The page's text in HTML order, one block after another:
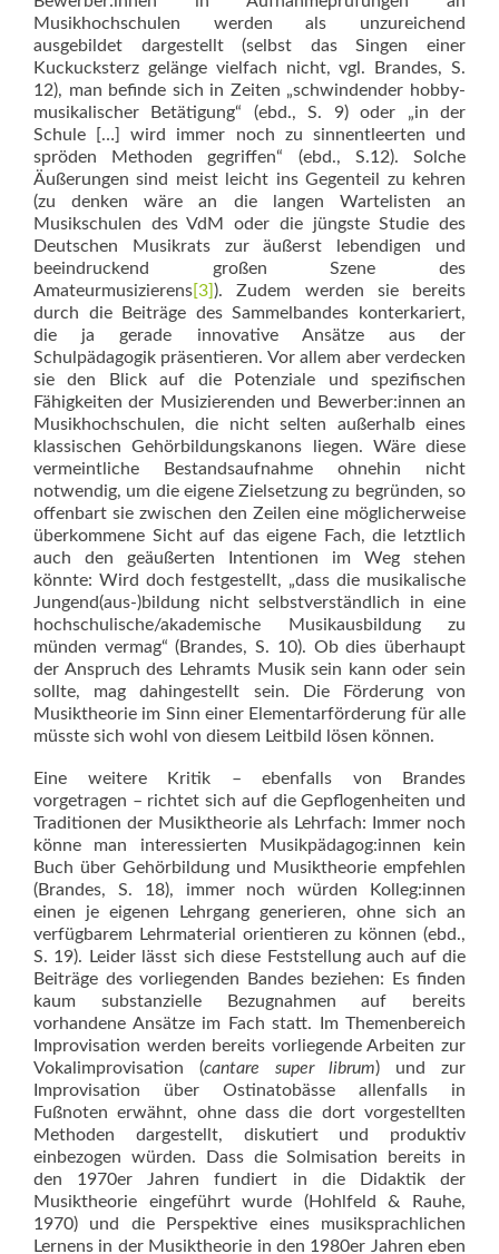
Musikhochschulen werden als unzureichend
ausgebildet dargestellt (selbst das Singen einer
Kuckucksterz gelänge vielfach nicht, vgl. Brandes, S.
12), man befinde sich in Zeiten „schwindender hobby-
musikalischer Betätigung“ (ebd., S. 9) oder „in der
Schule […] wird immer noch zu sinnentleerten und
spröden Methoden gegriffen“ (ebd., S.12). Solche
Äußerungen sind meist leicht ins Gegenteil zu kehren
(zu denken wäre an die langen Wartelisten an
Musikschulen des VdM oder die jüngste Studie des
Deutschen Musikrats zur äußerst lebendigen und
beeindruckend großen Szene des
Amateurmusizierens[3] ). Zudem werden sie bereits
durch die Beiträge des Sammelbandes konterkariert,
die ja gerade innovative Ansätze aus der
Schulpädagogik präsentieren. Vor allem aber verdecken
sie den Blick auf die Potenziale und spezifischen
Fähigkeiten der Musizierenden und Bewerber:innen an
Musikhochschulen, die nicht selten außerhalb eines
klassischen Gehörbildungskanons liegen. Wäre diese
vermeintliche Bestandsaufnahme ohnehin nicht
notwendig, um die eigene Zielsetzung zu begründen, so
offenbart sie zwischen den Zeilen eine möglicherweise
überkommene Sicht auf das eigene Fach, die letztlich
auch den geäußerten Intentionen im Weg stehen
könnte: Wird doch festgestellt, „dass die musikalische
Jungend(aus-)bildung nicht selbstverständlich in eine
hochschulische/akademische Musikausbildung zu
münden vermag“ (Brandes, S. 10). Ob dies überhaupt
der Anspruch des Lehramts Musik sein kann oder sein
sollte, mag dahingestellt sein. Die Förderung von
Musiktheorie im Sinn einer Elementarförderung für alle
müsste sich wohl von diesem Leitbild lösen können.
Eine weitere Kritik – ebenfalls von Brandes
vorgetragen – richtet sich auf die Gepflogenheiten und
Traditionen der Musiktheorie als Lehrfach: Immer noch
könne man interessierten Musikpädagog:innen kein
Buch über Gehörbildung und Musiktheorie empfehlen
(Brandes, S. 18), immer noch würden Kolleg:innen
einen je eigenen Lehrgang generieren, ohne sich an
verfügbarem Lehrmaterial orientieren zu können (ebd.,
S. 19). Leider lässt sich diese Feststellung auch auf die
Beiträge des vorliegenden Bandes beziehen: Es finden
kaum substanzielle Bezugnahmen auf bereits
vorhandene Ansätze im Fach statt. Im Themenbereich
Improvisation werden bereits vorliegende Arbeiten zur
Vokalimprovisation (cantare super librum) und zur
Improvisation über Ostinatobässe allenfalls in
Fußnoten erwähnt, ohne dass die dort vorgestellten
Methoden dargestellt, diskutiert und produktiv
einbezogen würden. Dass die Solmisation bereits in
den 1970er Jahren fundiert in die Didaktik der
Musiktheorie eingeführt wurde (Hohlfeld & Rauhe,
1970) und die Perspektive eines musiksprachlichen
Lernens in der Musiktheorie in den 1980er Jahren eben